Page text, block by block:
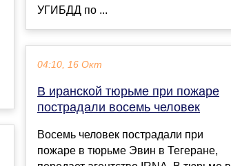
УГИБДД по ...
04:10, 16 Окт
В иранской тюрьме при пожаре
пострадали восемь человек
Восемь человек пострадали при
пожаре в тюрьме Эвин в Тегеране,